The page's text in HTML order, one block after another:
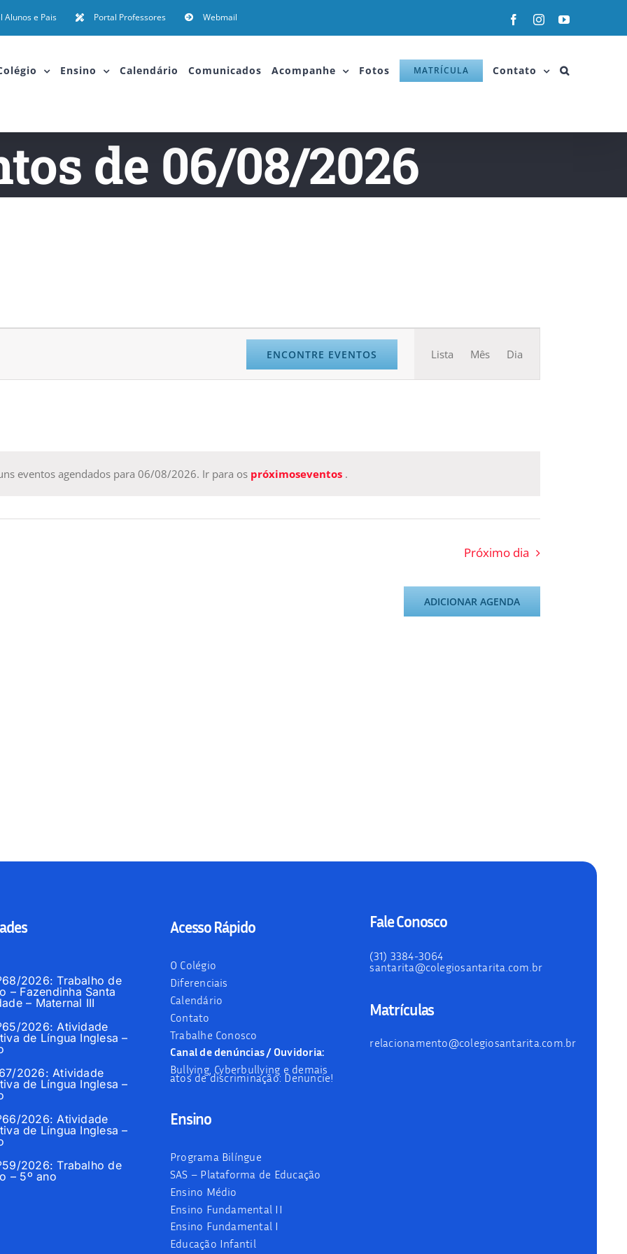
Alunos e Pais Portal Professores Webmail
Ensino Calendário Comunicados Acompanhe Fotos MATRÍCULA Contato
de 06/08/2026
eventos agendados para 06/08/2026. Ir para os próximoseventos .
ENCONTRE EVENTOS
do
visual
Lista Mês Dia
Próximo dia
ADICIONAR AGENDA
2026: Trabalho de
– Fazendinha Santa
– Maternal III
2026: Atividade
de Língua Inglesa –
2026: Atividade
de Língua Inglesa –
2026: Atividade
de Língua Inglesa –
2026: Trabalho de
– 5º ano
Acesso Rápido
O Colégio
Diferenciais
Calendário
Contato
Trabalhe Conosco
Canal de denúncias / Ouvidoria:
Bullying, Cyberbullying e demais
atos de discriminação: Denuncie!
Ensino
Programa Bilíngue
SAS – Plataforma de Educação
Ensino Médio
Ensino Fundamental II
Ensino Fundamental I
Educação Infantil
Fale Conosco
(31) 3384-3064
santarita@colegiosantarita.com.br
Matrículas
relacionamento@colegiosantarita.com.br